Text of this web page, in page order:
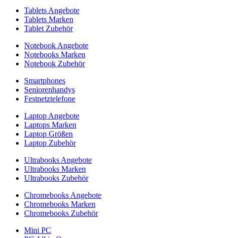
Tablets Angebote
Tablets Marken
Tablet Zubehör
Notebook Angebote
Notebooks Marken
Notebook Zubehör
Smartphones
Seniorenhandys
Festnetztelefone
Laptop Angebote
Laptops Marken
Laptop Größen
Laptop Zubehör
Ultrabooks Angebote
Ultrabooks Marken
Ultrabooks Zubehör
Chromebooks Angebote
Chromebooks Marken
Chromebooks Zubehör
Mini PC